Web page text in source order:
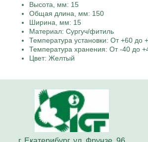
Высота, мм: 15
Общая длина, мм: 150
Ширина, мм: 15
Материал: Сургуч/фитиль
Температура установки: От +60 до
Температура хранения: От -40 до
Цвет: Желтый